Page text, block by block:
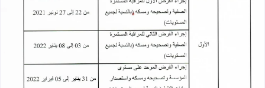
تواريخ المراقبة المستمرة الصفية